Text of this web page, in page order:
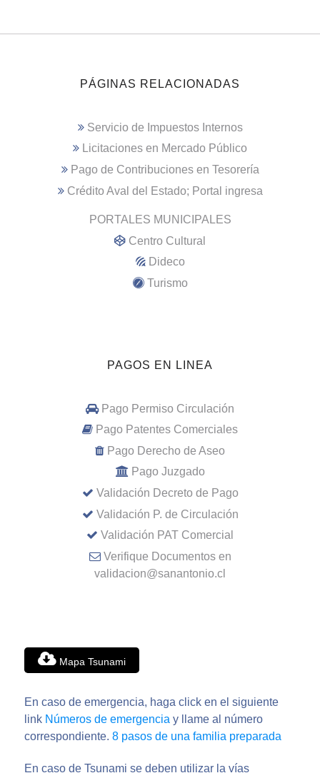
PÁGINAS RELACIONADAS
Servicio de Impuestos Internos
Licitaciones en Mercado Público
Pago de Contribuciones en Tesorería
Crédito Aval del Estado; Portal ingresa
PORTALES MUNICIPALES
Centro Cultural
Dideco
Turismo
PAGOS EN LINEA
Pago Permiso Circulación
Pago Patentes Comerciales
Pago Derecho de Aseo
Pago Juzgado
Validación Decreto de Pago
Validación P. de Circulación
Validación PAT Comercial
Verifique Documentos en
validacion@sanantonio.cl
Mapa Tsunami
En caso de emergencia, haga click en el siguiente
link Números de emergencia y llame al número
correspondiente. 8 pasos de una familia preparada
En caso de Tsunami se deben utilizar la vías